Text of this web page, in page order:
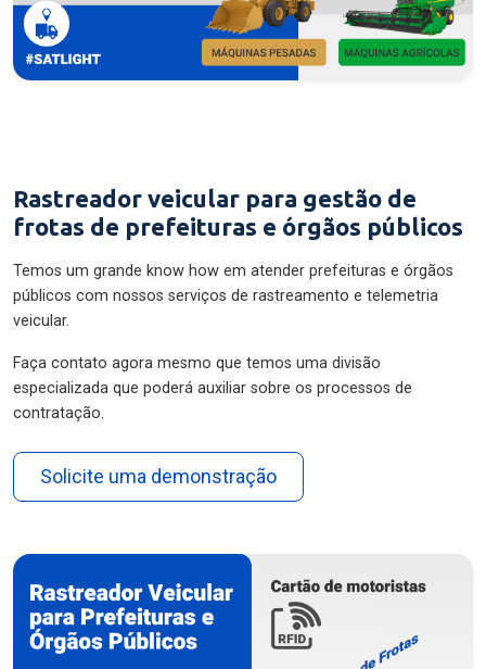
Rastreador veicular para gestão de
frotas de prefeituras e órgãos públicos
Temos um grande know how em atender prefeituras e órgãos
públicos com nossos serviços de rastreamento e telemetria
veicular.
Faça contato agora mesmo que temos uma divisão
especializada que poderá auxiliar sobre os processos de
contratação.
Solicite uma demonstração